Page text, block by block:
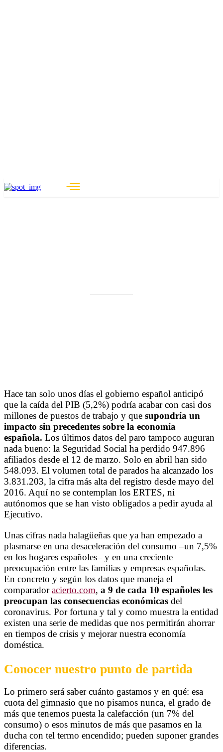
Hace tan solo unos días el gobierno español anticipó
que la caída del PIB (5,2%) podría acabar con casi dos
millones de puestos de trabajo y que supondría un
impacto sin precedentes sobre la economía
española. Los últimos datos del paro tampoco auguran
nada bueno: la Seguridad Social ha perdido 947.896
afiliados desde el 12 de marzo. Solo en abril han sido
548.093. El volumen total de parados ha alcanzado los
3.831.203, la cifra más alta del registro desde mayo del
2016. Aquí no se contemplan los ERTES, ni
autónomos que se han visto obligados a pedir ayuda al
Ejecutivo.
Unas cifras nada halagüeñas que ya han empezado a
plasmarse en una desaceleración del consumo –un 7,5%
en los hogares españoles– y en una creciente
preocupación entre las familias y empresas españolas.
En concreto y según los datos que maneja el
comparadoracierto.com, a 9 de cada 10 españoles les
preocupan las consecuencias económicas del
coronavirus. Por fortuna y tal y como muestra la entidad
existen una serie de medidas que nos permitirán ahorrar
en tiempos de crisis y mejorar nuestra economía
doméstica.
Conocer nuestro punto de partida
Lo primero será saber cuánto gastamos y en qué: esa
cuota del gimnasio que no pisamos nunca, el grado de
más que tenemos puesta la calefacción (un 7% del
consumo) o esos minutos de más que pasamos en la
ducha con tel termo encendido; pueden suponer grandes
diferencias.